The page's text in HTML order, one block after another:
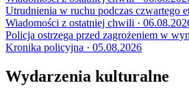
Utrudnienia w ruchu podczas czwartego
Wiadomości z ostatniej chwili ·
Policja ostrzega przed zagrożeniem w
Kronika policyjna · 05.08.2026
Wydarzenia kulturalne